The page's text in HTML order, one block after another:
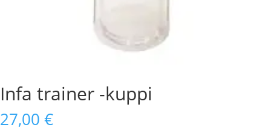
Infa trainer -kuppi
27,00 €